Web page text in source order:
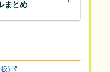
まとめ
)